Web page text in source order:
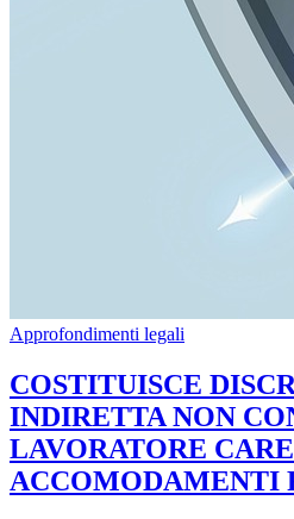
Approfondimenti legali
COSTITUISCE
INDIRETTA NON
LAVORATORE
ACCOMODAMENTI